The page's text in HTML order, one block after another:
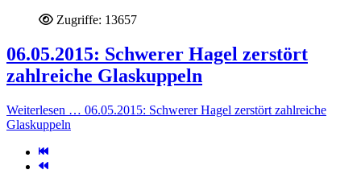
Zugriffe: 13657
06.05.2015: Schwerer Hagel zerstört
zahlreiche Glaskuppeln
Weiterlesen … 06.05.2015: Schwerer Hagel zerstört zahlreiche
Glaskuppeln